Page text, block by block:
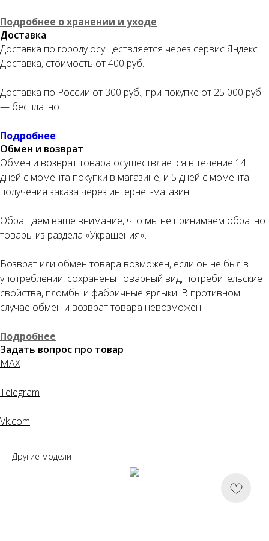
Подробнее о хранении и уходе
Доставка
Доставка по городу осуществляется через сервис Яндекс
Доставка, стоимость от 400 руб.
Доставка по России от 300 руб., при покупке от 25 000 руб.
— бесплатно.
Подробнее
Обмен и возврат
Обмен и возврат товара осуществляется в течение 14
дней с момента покупки в магазине, и 5 дней с момента
получения заказа через интернет-магазин.
Обращаем ваше внимание, что мы не принимаем обратно
товары из раздела «Украшения».
Возврат или обмен товара возможен, если он не был в
употреблении, сохранены товарный вид, потребительские
свойства, пломбы и фабричные ярлыки. В противном
случае обмен и возврат товара невозможен.
Подробнее
Задать вопрос про товар
MAX
Telegram
Vk.com
Другие модели
Оплата частями
картой любого банка, остальное — тремя
платежами раз в две недели.
Оплата
сегодня
25%
Через
2 недели
25%
Через
4 недели
25% 25%
Без комиссий и переплат
Как обычная оплата картой
Понятно